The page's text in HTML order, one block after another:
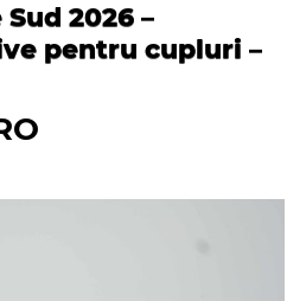
2026 –
pentru cupluri –